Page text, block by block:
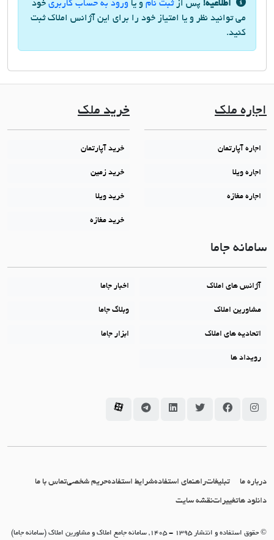
اطلاعیه! پس ازثبت نام و یا ورود به حساب کاربری خود
می توانید نظر و یا امتیاز خود را برای این آژانس املاک ثبت
کنید.
اجاره ملک
اجاره آپارتمان
اجاره ویلا
اجاره مغازه
خرید ملک
خرید آپارتمان
خرید زمین
خرید ویلا
خرید مغازه
سامانه جاما
آژانس های املاک اخبار جاما
مشاورین املاک وبلاگ جاما
اتحادیه های املاک ابزار جاما
رویداد ها
سامانه جاما در اینستاگرام
سامانه جاما در فیسبوک
سامانه جاما در توئیتر
سامانه جاما در لینکداین
سامانه جاما در تلگرام
سامانه جاما در آپارات
درباره ما تبلیغاتراهنمای استفادهشرایط استفادهحریم شخصیتماس با ما
دانلود هاتغییراتنقشه سایت
© حقوق استفاده و انتشار 1395 - 1405, سامانه جامع املاک و مشاورین املاک (سامانه جاما)